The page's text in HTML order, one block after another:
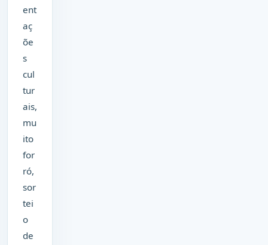
ent
aç
õe
s
cul
tur
ais,
mu
ito
for
ró,
sor
tei
o
de